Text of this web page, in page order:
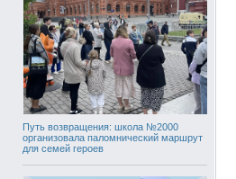
Путь возвращения: школа №2000
организовала паломнический маршрут
для семей героев